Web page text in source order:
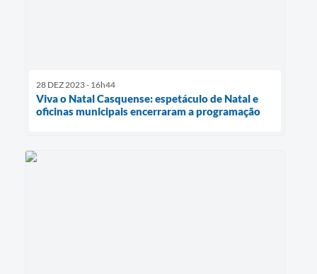
28 DEZ 2023 - 16h44
Viva o Natal Casquense: espetáculo de Natal e
oficinas municipais encerraram a programação